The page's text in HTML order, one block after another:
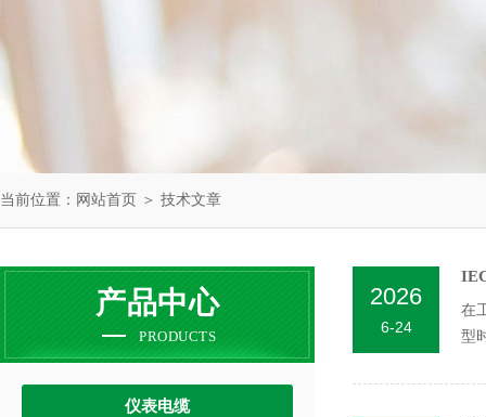
当前位置： 网站首页 ＞ 技术文章
产品中心
PRODUCTS
仪表电缆
2026
6-24
在
型